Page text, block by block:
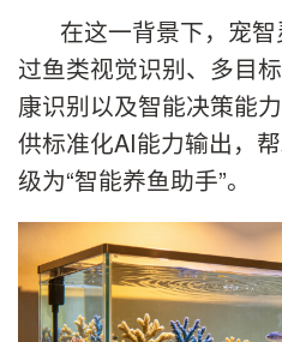
在这一背景下，宠
过鱼类视觉识别、多目
康识别以及智能决策能
供标准化AI能力输出，
级为“智能养鱼助手”。